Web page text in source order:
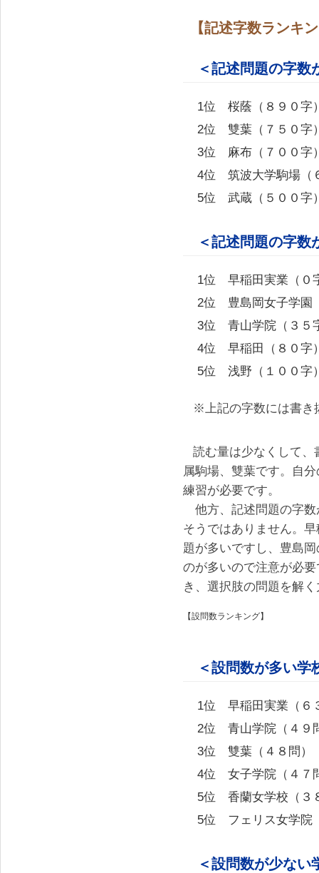
【記述字数ランキ
＜記述問題の字数
1位 桜蔭（８９０字
2位 雙葉（７５０字
3位 麻布（７００字
4位 筑波大学駒場（
5位 武蔵（５００字
＜記述問題の字数
1位 早稲田実業（０
2位 豊島岡女子学園
3位 青山学院（３５
4位 早稲田（８０字
5位 浅野（１００字
※上記の字数には書き
読む量は少なくして
属駒場、雙葉です。自
練習が必要です。
他方、記述問題の字数
そうではありません。
題が多いですし、豊島
のが多いので注意が必
き、選択肢の問題を解
【設問数ランキング】
＜設問数が多い学
1位 早稲田実業（６
2位 青山学院（４９
3位 雙葉（４８問）
4位 女子学院（４７
5位 香蘭女学校（３
5位 フェリス女学院
＜設問数が少ない